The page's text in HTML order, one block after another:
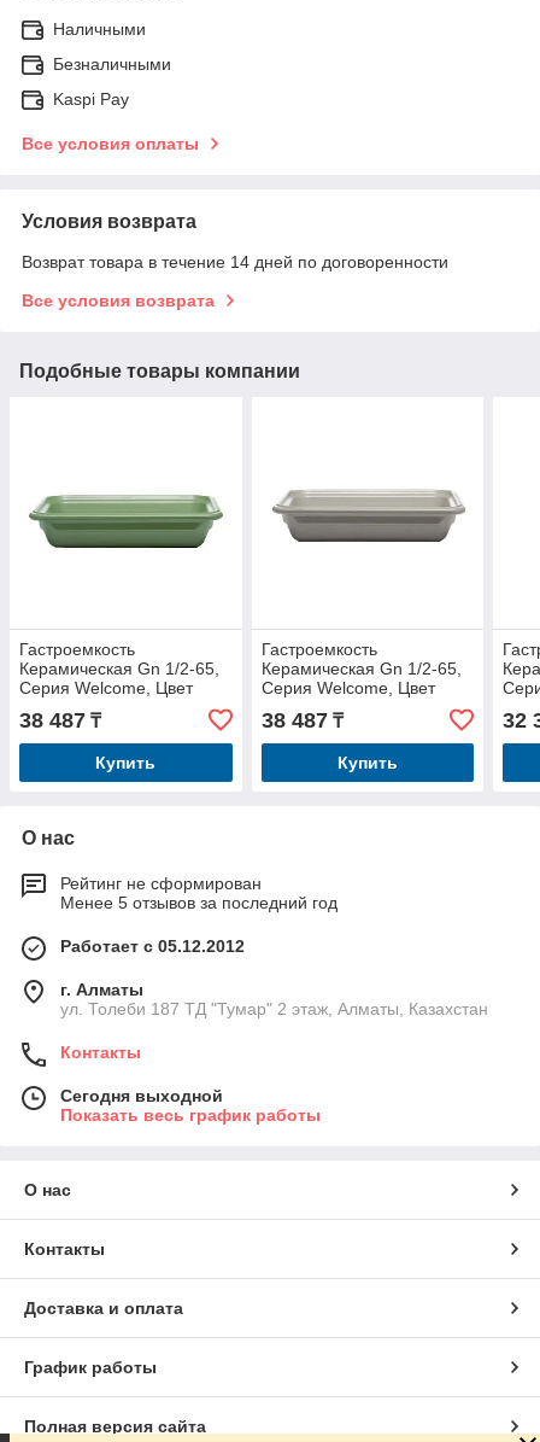
Наличными
Безналичными
Kaspi Pay
Все условия оплаты
Условия возврата
Возврат товара в течение 14 дней по договоренности
Все условия возврата
Подобные товары компании
Гастроемкость
Керамическая Gn 1/2-65,
Серия Welcome, Цвет
Ярко-Зеленый 322618
38 487 ₸
Купить
Гастроемкость
Керамическая Gn 1/2-65,
Серия Welcome, Цвет
Серый 322612
38 487₸
Купить
32
О нас
Рейтинг не сформирован
Менее 5 отзывов за последний год
Работает с 05.12.2012
г. Алматы
ул. Толеби 187 ТД "Тумар" 2 этаж, Алматы, Казахстан
Контакты
Сегодня выходной
Показать весь график работы
О нас
Контакты
Доставка и оплата
График работы
Полная версия сайта